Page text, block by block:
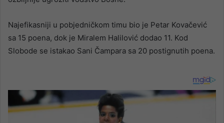
Najefikasniji u pobjedničkom timu bio je Petar Kovačević
sa 15 poena, dok je Miralem Halilović dodao 11. Kod
Slobode se istakao Sani Čampara sa 20 postignutih poena.